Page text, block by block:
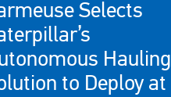
Selects
Hauling
to Deploy at